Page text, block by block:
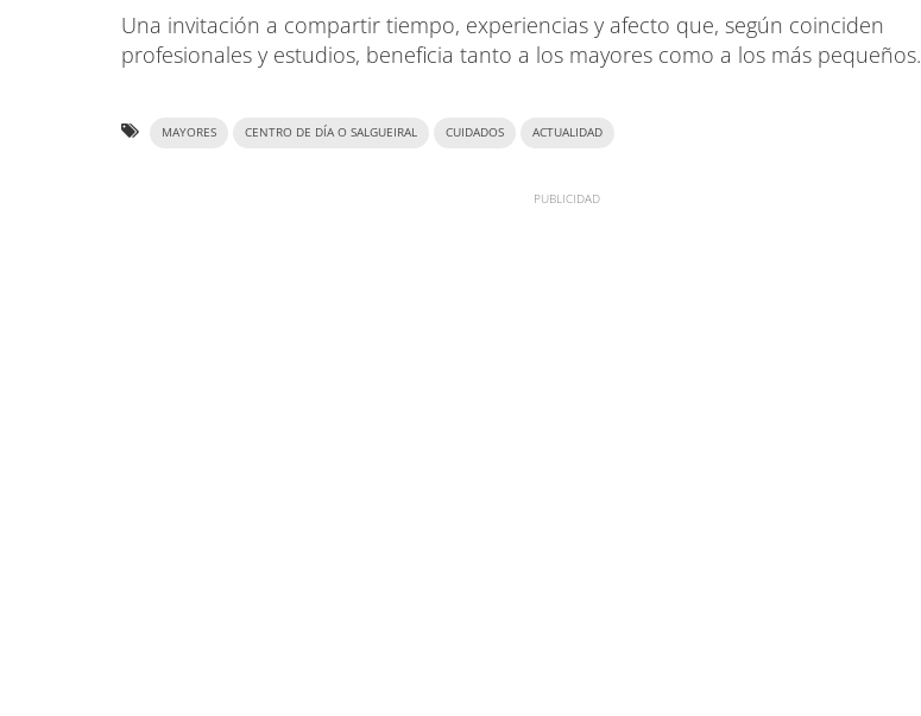
Una invitación a compartir tiempo, experiencias y afecto que, según coinciden
profesionales y estudios, beneficia tanto a los mayores como a los más pequeños.
MAYORES CENTRO DE DÍA O SALGUEIRAL CUIDADOS ACTUALIDAD